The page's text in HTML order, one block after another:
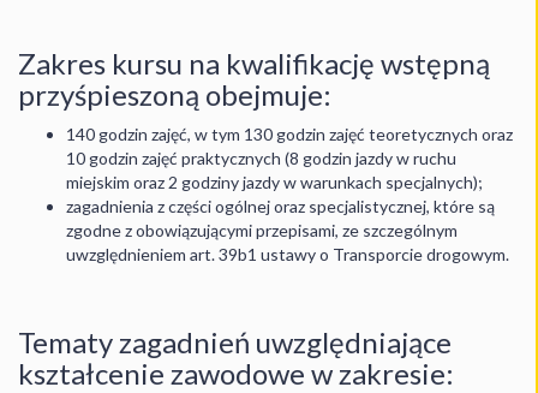
Zakres kursu na kwalifikację wstępną
przyśpieszoną obejmuje:
140 godzin zajęć, w tym 130 godzin zajęć teoretycznych oraz
10 godzin zajęć praktycznych (8 godzin jazdy w ruchu
miejskim oraz 2 godziny jazdy w warunkach specjalnych);
zagadnienia z części ogólnej oraz specjalistycznej, które są
zgodne z obowiązującymi przepisami, ze szczególnym
uwzględnieniem art. 39b1 ustawy o Transporcie drogowym.
Tematy zagadnień uwzględniające
kształcenie zawodowe w zakresie: